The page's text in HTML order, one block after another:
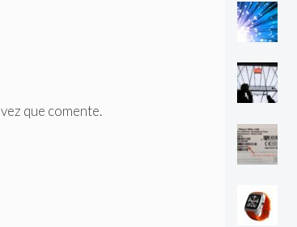
que comente.